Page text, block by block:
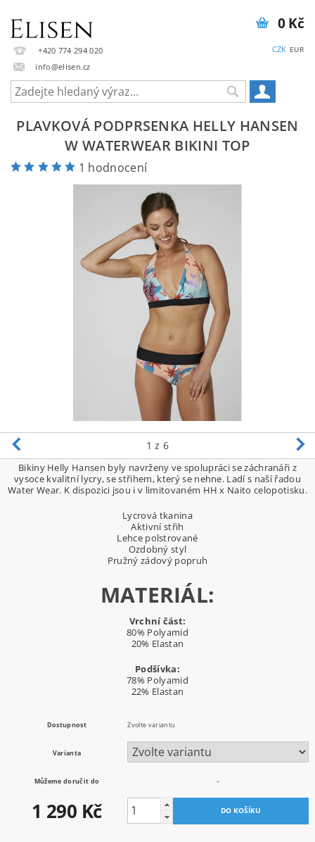
+420 774 294 020
info@elisen.cz
CZK EUR
0 Kč
PLAVKOVÁ PODPRSENKA HELLY HANSEN
W WATERWEAR BIKINI TOP
1 hodnocení
1 z 6
Bikiny Helly Hansen byly navrženy ve spolupráci se záchranáři z
vysoce kvalitní lycry, se střihem, který se nehne. Ladí s naší řadou
Water Wear. K dispozici jsou i v limitovaném HH x Naito celopotisku.
Lycrová tkanina
Aktivní střih
Lehce polstrované
Ozdobný styl
Pružný zádový popruh
MATERIÁL:
Vrchní část:
80% Polyamid
20% Elastan
Podšívka:
78% Polyamid
22% Elastan
Dostupnost Zvolte variantu
Varianta
Můžeme doručit do –
1 290 Kč